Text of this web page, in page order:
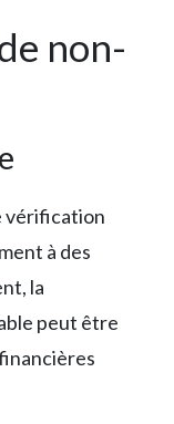
non-
vérification
à des
la
peut être